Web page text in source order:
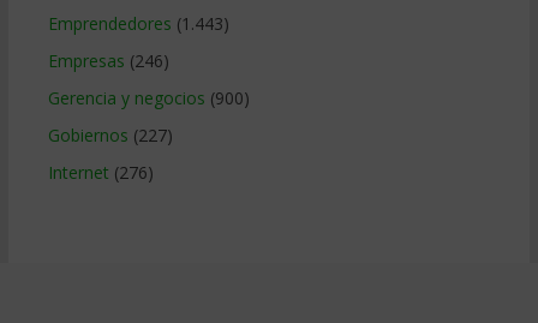
Emprendedores (1.443)
Empresas (246)
Gerencia y negocios (900)
Gobiernos (227)
Internet (276)